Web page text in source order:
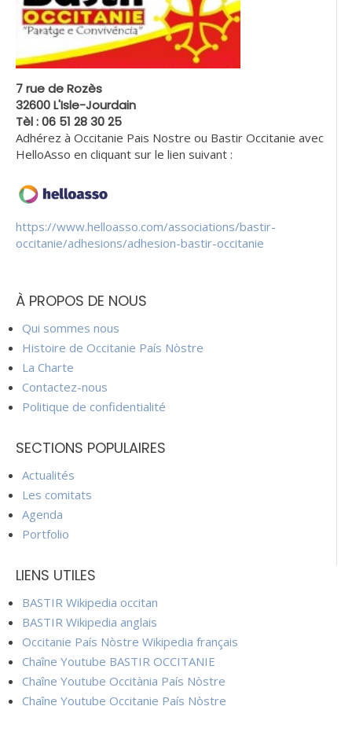
7 rue de Rozès
32600 L'Isle-Jourdain
Tèl : 06 51 28 30 25
Adhérez à Occitanie Pais Nostre ou Bastir Occitanie avec
HelloAsso en cliquant sur le lien suivant :
https://www.helloasso.com/associations/bastir-
occitanie/adhesions/adhesion-bastir-occitanie
À PROPOS DE NOUS
Qui sommes nous
Histoire de Occitanie País Nòstre
La Charte
Contactez-nous
Politique de confidentialité
SECTIONS POPULAIRES
Actualités
Les comitats
Agenda
Portfolio
LIENS UTILES
BASTIR Wikipedia occitan
BASTIR Wikipedia anglais
Occitanie País Nòstre Wikipedia français
Chaîne Youtube BASTIR OCCITANIE
Chaîne Youtube Occitània País Nòstre
Chaîne Youtube Occitanie País Nòstre